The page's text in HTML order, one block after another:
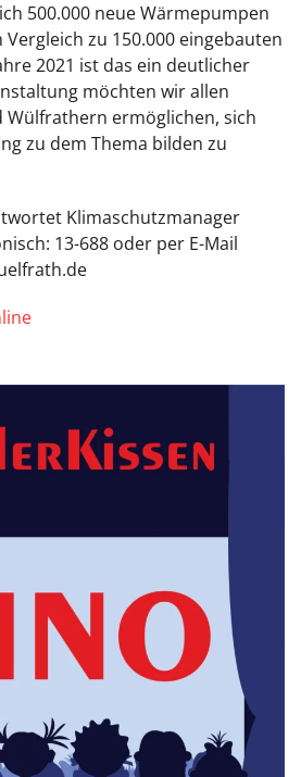
500.000 neue Wärmepumpen
zu 150.000 eingebauten
2021 ist das ein deutlicher
möchten wir allen
ermöglichen, sich
zu dem Thema bilden zu
Klimaschutzmanager
13-688 oder per E-Mail